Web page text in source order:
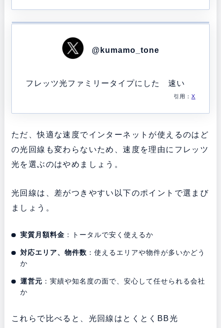
@kumamo_tone
フレッツ光ファミリータイプにした 速い
引用：X
ただ、快適な速度でインターネットが使えるのはど
の光回線も変わらないため、速度を理由にフレッツ
光を選ぶのはやめましょう。
光回線は、差がつきやすい以下のポイントで選まび
ましょう。
実質月額料金 ：トータルで安く使えるか
対応エリア、物件数 ：使えるエリアや物件が多いかどう
か
運営元 ：実績や知名度の面で、安心して任せられる会社
か
これらで比べると、光回線はとくとくBB光